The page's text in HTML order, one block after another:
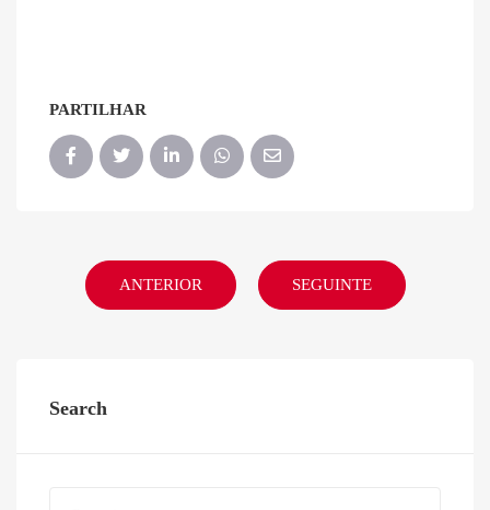
PARTILHAR
ANTERIOR SEGUINTE
Search